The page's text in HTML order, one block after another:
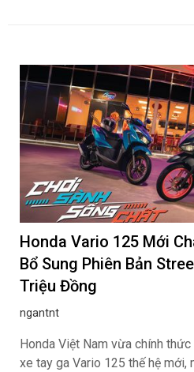
Honda Vario 125 Mới
Bổ Sung Phiên Bản
Triệu Đồng
ngantnt
Honda Việt Nam vừa chính
xe tay ga Vario 125 thế hệ